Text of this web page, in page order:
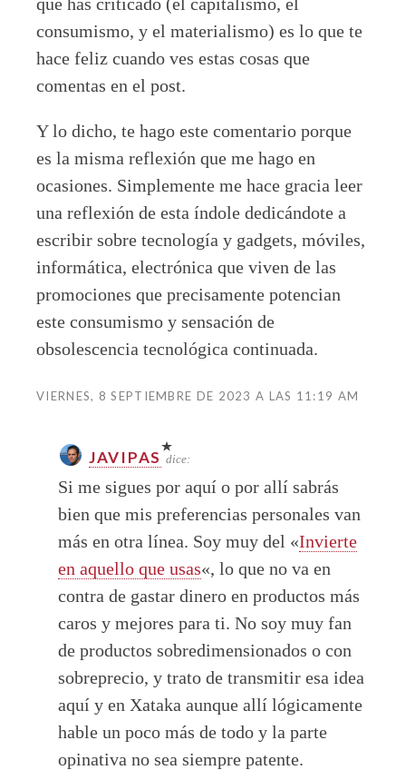
consumismo, y el materialismo) es lo que te
hace feliz cuando ves estas cosas que
comentas en el post.
Y lo dicho, te hago este comentario porque
es la misma reflexión que me hago en
ocasiones. Simplemente me hace gracia leer
una reflexión de esta índole dedicándote a
escribir sobre tecnología y gadgets, móviles,
informática, electrónica que viven de las
promociones que precisamente potencian
este consumismo y sensación de
obsolescencia tecnológica continuada.
VIERNES, 8 SEPTIEMBRE DE 2023 A LAS 11:19 AM
JAVIPAS dice:
Si me sigues por aquí o por allí sabrás
bien que mis preferencias personales van
más en otra línea. Soy muy del «Invierte
en aquello que usas«, lo que no va en
contra de gastar dinero en productos más
caros y mejores para ti. No soy muy fan
de productos sobredimensionados o con
sobreprecio, y trato de transmitir esa idea
aquí y en Xataka aunque allí lógicamente
hable un poco más de todo y la parte
opinativa no sea siempre patente.